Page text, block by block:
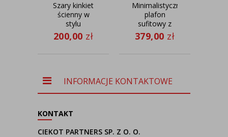
Szary kinkiet
ścienny w
stylu
skandynawskim
LED ODESSA
200,00 zł
Minimalistyczny
plafon
sufitowy z
abażurem do
sypialni
kasztanowy
379,00 zł
INFORMACJE KONTAKTOWE
KONTAKT
CIEKOT PARTNERS SP. Z O. O.